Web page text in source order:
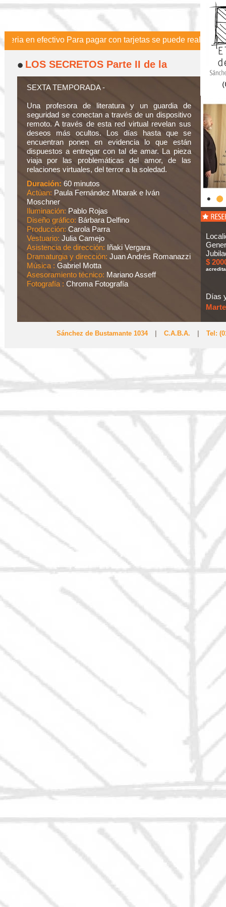
efectivo Para pagar con tarjetas se puede realizar la
LOS SECRETOS Parte II de la
Trilogía “De Las Veces Que
Imagino”
SEXTA TEMPORADA -
Una profesora de literatura y un guardia de
seguridad se conectan a través de un dispositivo
remoto. A través de esta red virtual revelan sus
deseos más ocultos. Los días hasta que se
encuentran ponen en evidencia lo que están
dispuestos a entregar con tal de amar. La pieza
viaja por las problemáticas del amor, de las
relaciones virtuales, del terror a la soledad.
Duración: 60 minutos
Actúan: Paula Fernández Mbarak e Iván
Moschner
Iluminación: Pablo Rojas
Diseño gráfico: Bárbara Delfino
Producción: Carola Parra
Vestuario: Julia Camejo
Asistencia de dirección: Iñaki Vergara
Dramaturgia y dirección: Juan Andrés Romanazzi
Música : Gabriel Motta
Asesoramiento técnico: Mariano Asseff
Fotografía : Chroma Fotografía
$
Días
Sánchez de Bustamante 1034 C.A.B.A. Tel: